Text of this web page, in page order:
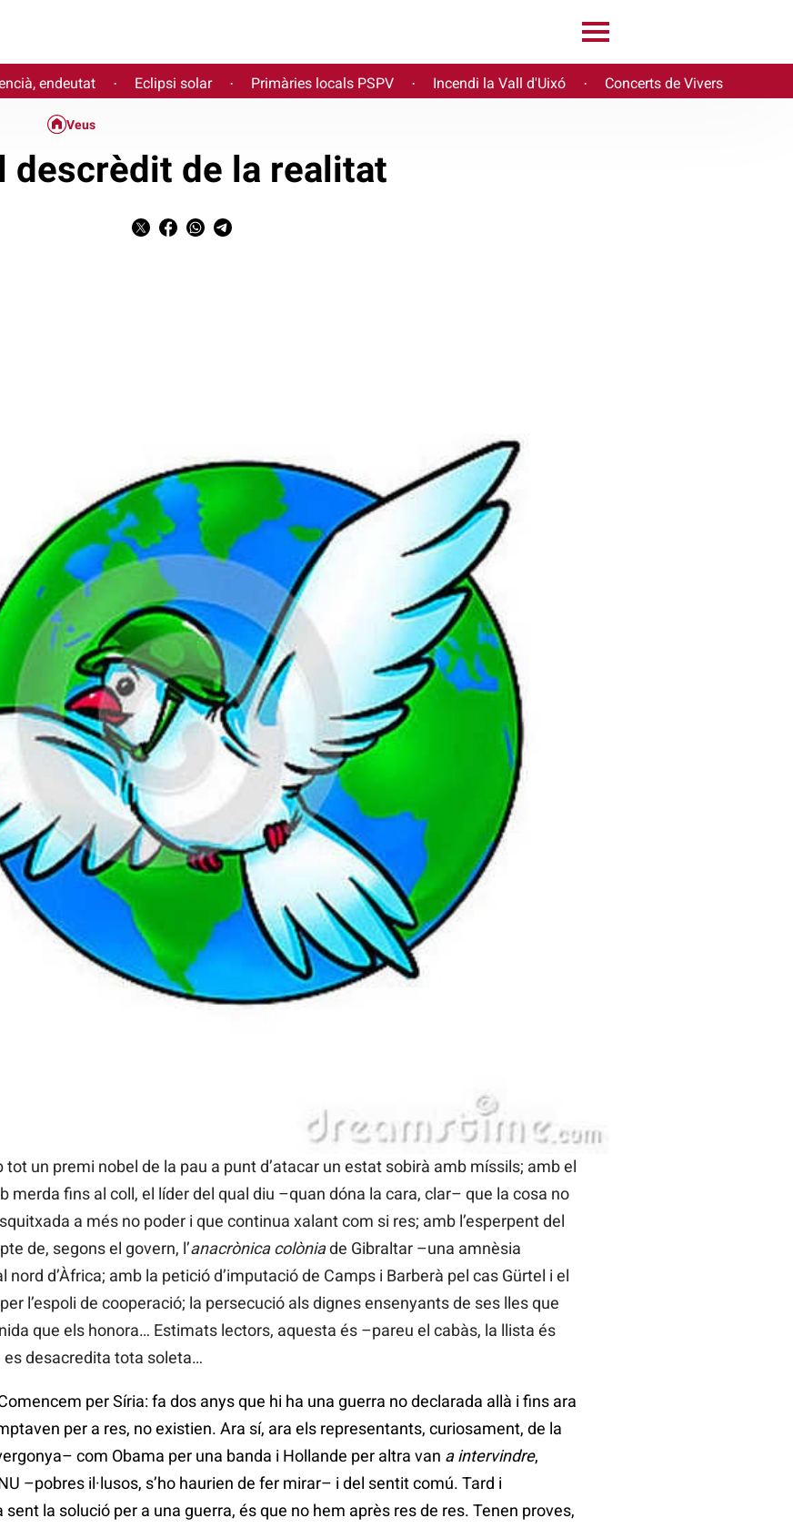
endeutat · Eclipsi solar · Primàries locals PSPV · Incendi la Vall d'Uixó · Concerts de Vivers
Veus
descrèdit de la realitat
Perquè hi haurà un dia que no podrem més, i llavors ho podrem tot,
donen fum en
rama verda.
un premi nobel de la pau a punt d’atacar un estat sobirà amb míssils; amb el
merda fins al coll, el líder del qual diu –quan dóna la cara, clar– que la cosa no
a més no poder i que continua xalant com si res; amb l’esperpent del
de, segons el govern, l’anacrònica colòniade Gibraltar –una amnèsia
d’Àfrica; amb la petició d’imputació de Camps i Barberà pel cas Gürtel i el
l’espoli de cooperació; la persecució als dignes ensenyants de ses lles que
que els honora… Estimats lectors, aquesta és –pareu el cabàs, la llista és
desacredita tota soleta…
per Síria: fa dos anys que hi ha una guerra no declarada allà i fins ara
per a res, no existien. Ara sí, ara els representants, curiosament, de la
com Obama per una banda i Hollande per altra van a intervindre,
–pobres il·lusos, s’ho haurien de fer mirar– i del sentit comú. Tard i
la solució per a una guerra, és que no hem après res de res. Tenen proves,